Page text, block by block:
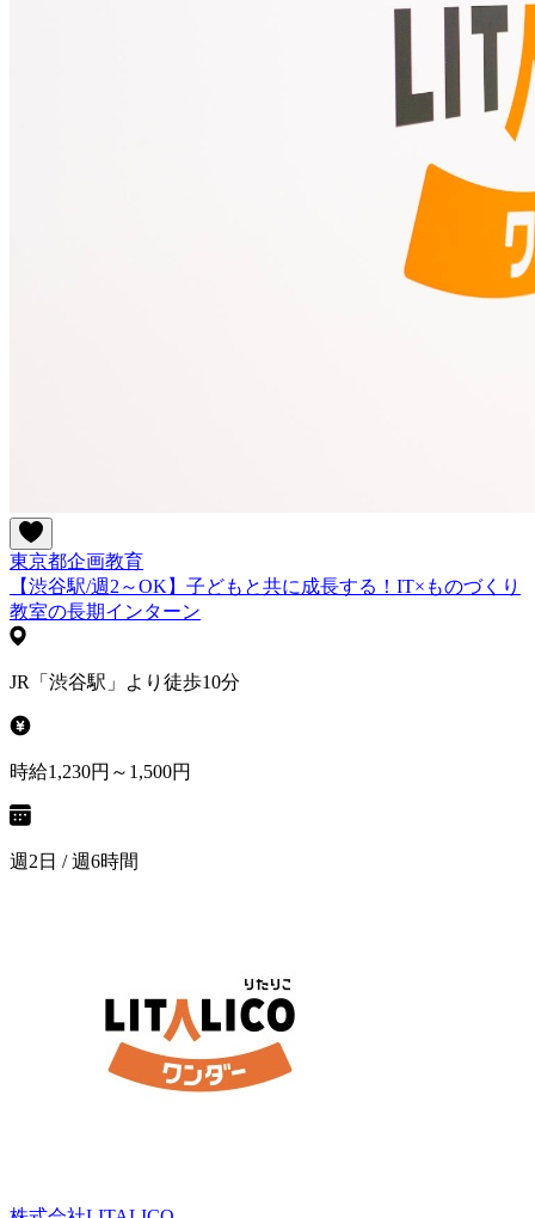
東京都企画教育
【渋谷駅/週2～OK】子どもと共に成長する！IT×ものづくり
教室の長期インターン
JR「渋谷駅」より徒歩10分
時給1,230円～1,500円
週2日 / 週6時間